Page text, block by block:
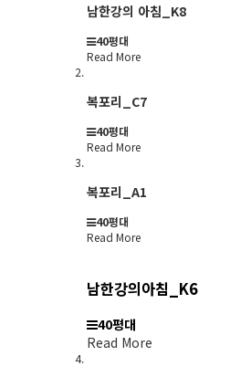
남한강의 아침_K8
40평대
Read More
복포리_C7
40평대
Read More
복포리_A1
40평대
Read More
남한강의아침_K6
40평대
Read More